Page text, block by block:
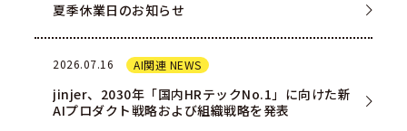
夏季休業日のお知らせ
2026.07.16 AI関連 NEWS
jinjer、2030年「国内HRテックNo.1」に向けた新
AIプロダクト戦略および組織戦略を発表